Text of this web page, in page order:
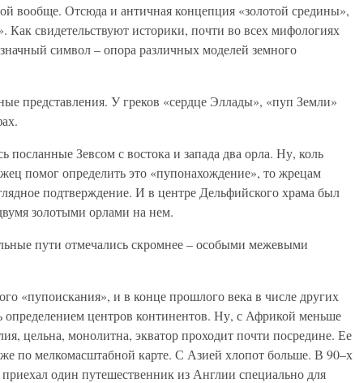
вообще. Отсюда и античная концепция «золотой средины»,
Как свидетельствуют историки, почти во всех мифологиях
символ – опора различных моделей земного
представления. У греков «сердце Эллады», «пуп Земли»
посланные Зевсом с востока и запада два орла. Ну, коль
помог определить это «пупонахождение», то жрецам
подтверждение. И в центре Дельфийского храма был
золотыми орлами на нем.
пути отмечались скромнее – особыми межевыми
«пупоискания», и в конце прошлого века в числе других
определением центров континентов. Ну, с Африкой меньше
цельна, монолитна, экватор проходит почти посредине. Ее
по мелкомасштабной карте. С Азией хлопот больше. В 90–х
один путешественник из Англии специально для